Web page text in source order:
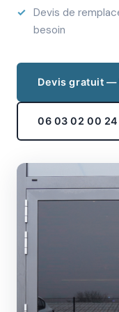
Devis de
besoin
Devis gratuit —
06 03 02 00 24